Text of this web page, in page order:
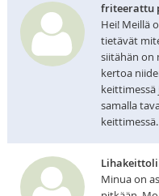
friteerattu
Hei! Meillä
tietävät
siitähän on
kertoa
keittimessä
samalla
keittimessä.
Minua on